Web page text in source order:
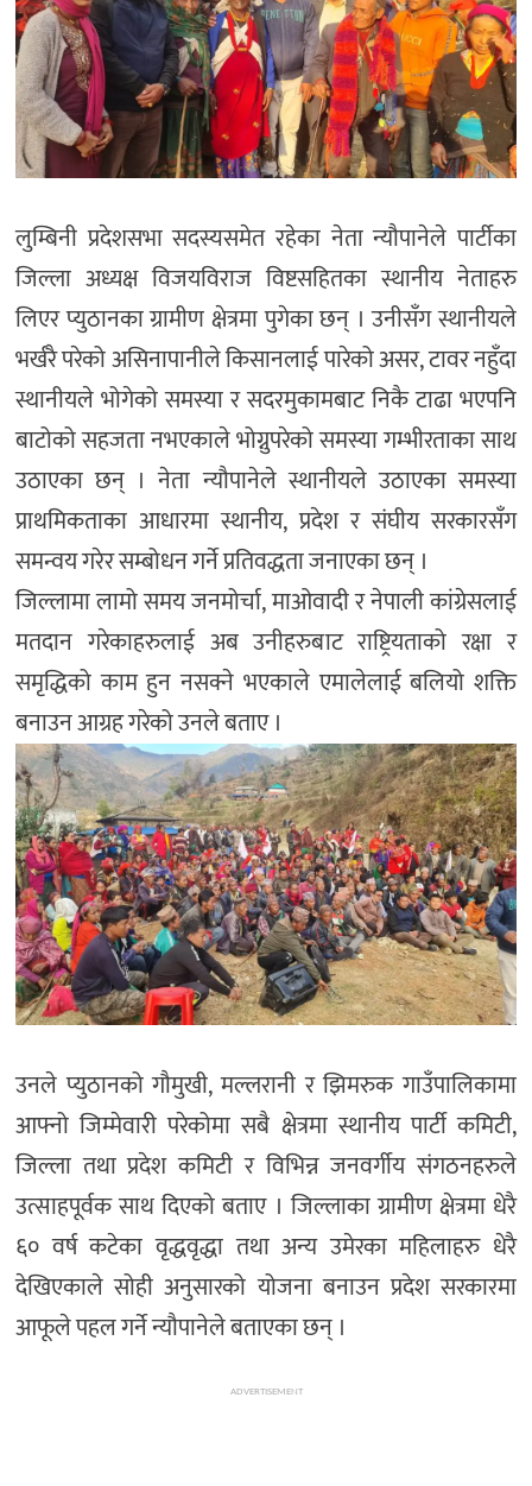
लुम्बिनी प्रदेशसभा सदस्यसमेत रहेका नेता न्यौपानेले पार्टीका
जिल्ला अध्यक्ष विजयविराज विष्टसहितका स्थानीय नेताहरु
लिएर प्युठानका ग्रामीण क्षेत्रमा पुगेका छन् । उनीसँग स्थानीयले
भर्खरै परेको असिनापानीले किसानलाई पारेको असर, टावर नहुँदा
स्थानीयले भोगेको समस्या र सदरमुकामबाट निकै टाढा भएपनि
बाटोको सहजता नभएकाले भोग्नुपरेको समस्या गम्भीरताका साथ
उठाएका छन् । नेता न्यौपानेले स्थानीयले उठाएका समस्या
प्राथमिकताका आधारमा स्थानीय, प्रदेश र संघीय सरकारसँग
समन्वय गरेर सम्बोधन गर्ने प्रतिवद्धता जनाएका छन् ।
जिल्लामा लामो समय जनमोर्चा, माओवादी र नेपाली कांग्रेसलाई
मतदान गरेकाहरुलाई अब उनीहरुबाट राष्ट्रियताको रक्षा र
समृद्धिको काम हुन नसक्ने भएकाले एमालेलाई बलियो शक्ति
बनाउन आग्रह गरेको उनले बताए ।
उनले प्युठानको गौमुखी, मल्लरानी र झिमरुक गाउँपालिकामा
आफ्नो जिम्मेवारी परेकोमा सबै क्षेत्रमा स्थानीय पार्टी कमिटी,
जिल्ला तथा प्रदेश कमिटी र विभिन्न जनवर्गीय संगठनहरुले
उत्साहपूर्वक साथ दिएको बताए । जिल्लाका ग्रामीण क्षेत्रमा धेरै
६० वर्ष कटेका वृद्धवृद्धा तथा अन्य उमेरका महिलाहरु धेरै
देखिएकाले सोही अनुसारको योजना बनाउन प्रदेश सरकारमा
आफूले पहल गर्ने न्यौपानेले बताएका छन् ।
ADVERTISEMENT